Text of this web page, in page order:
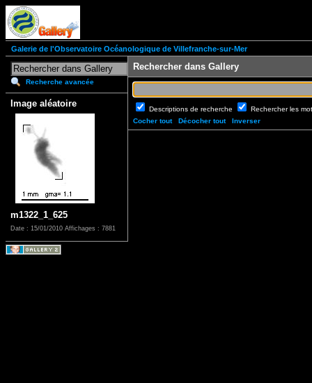
Galerie de l'Observatoire Océanologique de Villefranche-sur-Mer
Recherche avancée
Image aléatoire
m1322_1_625
Date : 15/01/2010 Affichages : 7881
Rechercher dans Gallery
Descriptions de recherche
Rechercher les
Cocher tout
Décocher tout Inverser